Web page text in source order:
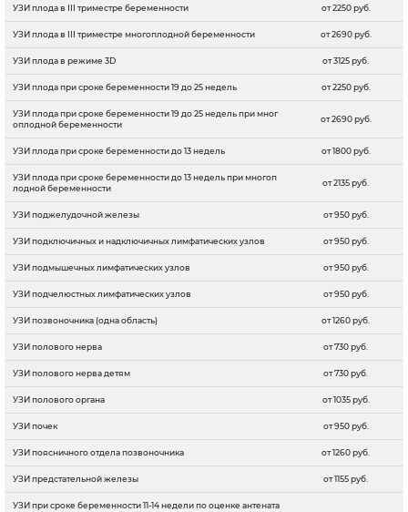
УЗИ плода в III триместре беременности от 2250 руб.
УЗИ плода в III триместре многоплодной беременности от 2690 руб.
УЗИ плода в режиме 3D от 3125 руб.
УЗИ плода при сроке беременности 19 до 25 недель от 2250 руб.
УЗИ плода при сроке беременности 19 до 25 недель при мног
оплодной беременности
от 2690 руб.
УЗИ плода при сроке беременности до 13 недель от 1800 руб.
УЗИ плода при сроке беременности до 13 недель при многоп
лодной беременности
от 2135 руб.
УЗИ поджелудочной железы от 950 руб.
УЗИ подключичных и надключичных лимфатических узлов от 950 руб.
УЗИ подмышечных лимфатических узлов от 950 руб.
УЗИ подчелюстных лимфатических узлов от 950 руб.
УЗИ позвоночника (одна область) от 1260 руб.
УЗИ полового нерва от 730 руб.
УЗИ полового нерва детям от 730 руб.
УЗИ полового органа от 1035 руб.
УЗИ почек от 950 руб.
УЗИ поясничного отдела позвоночника от 1260 руб.
УЗИ предстательной железы от 1155 руб.
УЗИ при сроке беременности 11-14 недели по оценке антената